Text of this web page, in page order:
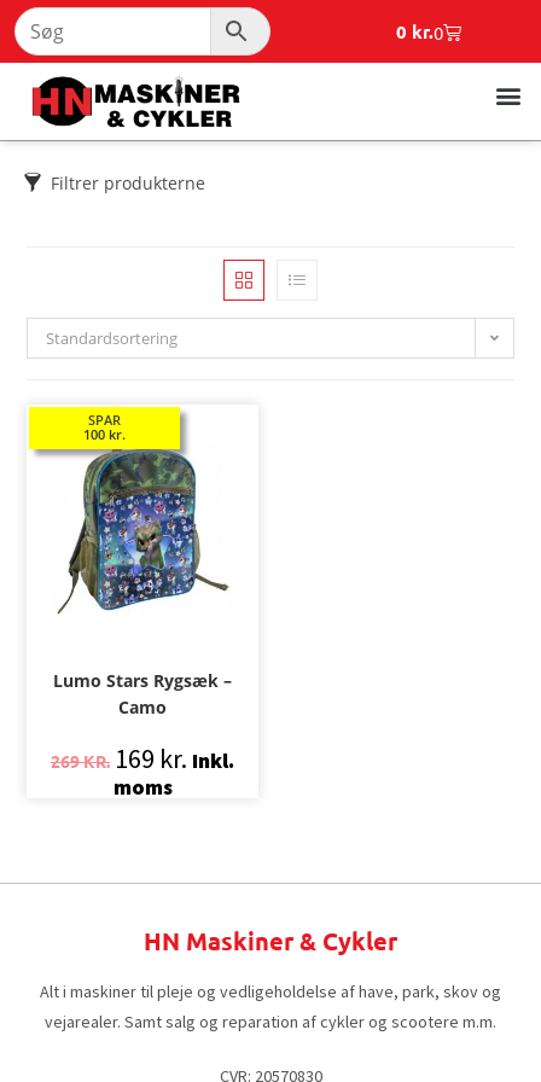
0 kr.0
Filtrer produkterne
Standardsortering
SPAR
100 kr.
Lumo Stars Rygsæk –
Camo
269KR. 169 kr. Inkl.
moms
HN Maskiner & Cykler
Alt i maskiner til pleje og vedligeholdelse af have, park, skov og
vejarealer. Samt salg og reparation af cykler og scootere m.m.
CVR: 20570830